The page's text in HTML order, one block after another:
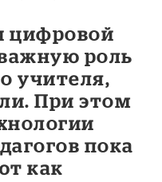
цифровой
роль
учителя,
При этом
пока
как